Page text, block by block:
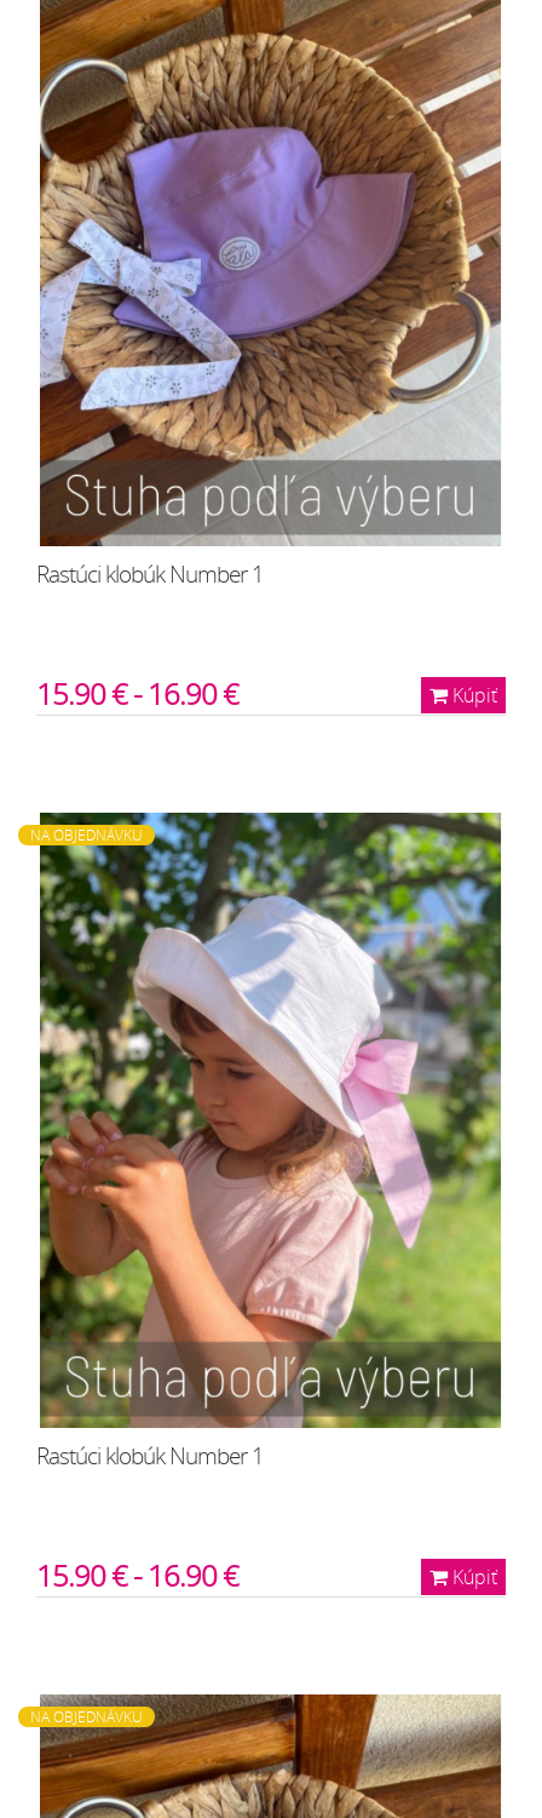
Rastúci klobúk Number 1
Kúpiť
15.90 € - 16.90 €
NA OBJEDNÁVKU
Rastúci klobúk Number 1
Kúpiť
15.90 € - 16.90 €
NA OBJEDNÁVKU